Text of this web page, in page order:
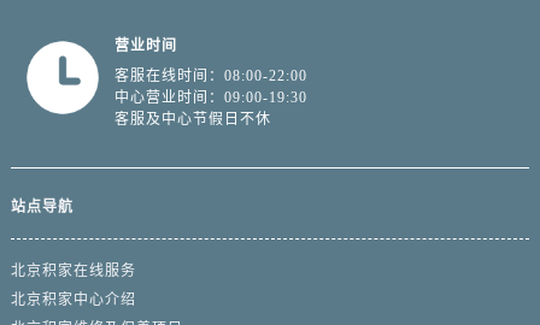
营业时间
客服在线时间：08:00-22:00
中心营业时间：09:00-19:30
客服及中心节假日不休
站点导航
北京积家在线服务
北京积家中心介绍